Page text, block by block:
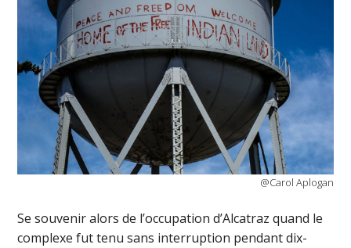
@Carol Aplogan
Se souvenir alors de l’occupation d’Alcatraz quand le
complexe fut tenu sans interruption pendant dix-